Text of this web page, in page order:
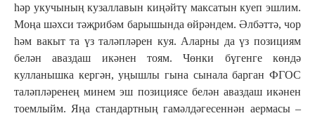
һәр укучының кузаллавын киңәйтү максатын куеп эшлим.
Моңа шәхси тәҗрибәм барышында өйрәндем. Әлбәттә, чор
һәм вакыт та үз таләпләрен куя. Аларны да үз позициям
белән аваздаш икәнен тоям. Чөнки бүгенге көндә
кулланышка кергән, уңышлы гына сынала барган ФГОС
таләпләренең минем эш позициясе белән аваздаш икәнен
тоемлыйм. Яңа стандартның гамәлдәгесеннән аермасы –